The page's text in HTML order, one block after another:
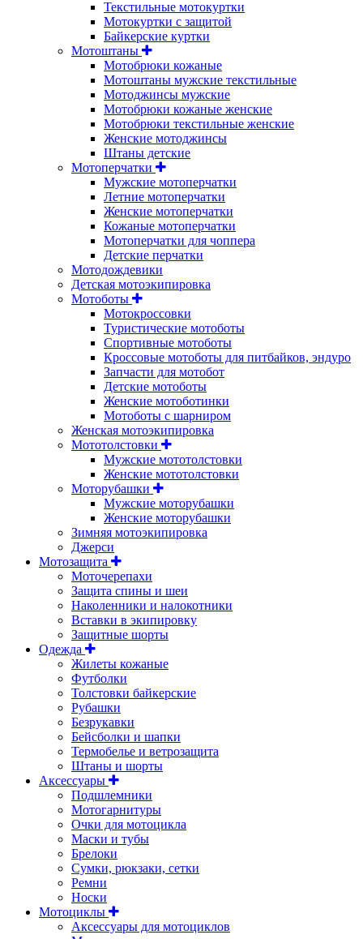
Текстильные мотокуртки
Мотокуртки с защитой
Байкерские куртки
Мотоштаны
Мотобрюки кожаные
Мотоштаны мужские текстильные
Мотоджинсы мужские
Мотобрюки кожаные женские
Мотобрюки текстильные женские
Женские мотоджинсы
Штаны детские
Мотоперчатки
Мужские мотоперчатки
Летние мотоперчатки
Женские мотоперчатки
Кожаные мотоперчатки
Мотоперчатки для чоппера
Детские перчатки
Мотодождевики
Детская мотоэкипировка
Мотоботы
Мотокроссовки
Туристические мотоботы
Спортивные мотоботы
Кроссовые мотоботы для питбайков, эндуро
Запчасти для мотобот
Детские мотоботы
Женские мотоботинки
Мотоботы с шарниром
Женская мотоэкипировка
Мототолстовки
Мужские мототолстовки
Женские мототолстовки
Моторубашки
Мужские моторубашки
Женские моторубашки
Зимняя мотоэкипировка
Джерси
Мотозащита
Моточерепахи
Защита спины и шеи
Наколенники и налокотники
Вставки в экипировку
Защитные шорты
Одежда
Жилеты кожаные
Футболки
Толстовки байкерские
Рубашки
Безрукавки
Бейсболки и шапки
Термобелье и ветрозащита
Штаны и шорты
Аксессуары
Подшлемники
Мотогарнитуры
Очки для мотоцикла
Маски и тубы
Брелоки
Сумки, рюкзаки, сетки
Ремни
Носки
Мотоциклы
Аксессуары для мотоциклов